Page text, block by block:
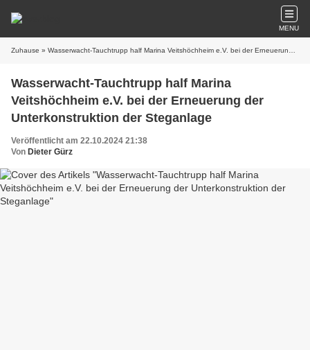
MENU
Zuhause » Wasserwacht-Tauchtrupp half Marina Veitshöchheim e.V. bei der Erneuerung der Unterkonstruktion der Steganlage
Wasserwacht-Tauchtrupp half Marina
Veitshöchheim e.V. bei der Erneuerung der
Unterkonstruktion der Steganlage
Veröffentlicht am 22.10.2024 21:38
Von Dieter Gürz